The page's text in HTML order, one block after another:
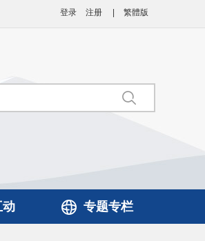
登录 注册 繁體版
动 专题专栏